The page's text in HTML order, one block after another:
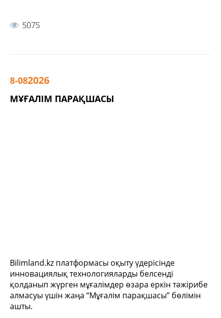
5075
8-082026
МҰҒАЛІМ ПАРАҚШАСЫ
Вilimland.kz платформасы оқыту үдерісінде
инновациялық технологияларды белсенді
қолданып жүрген мұғалімдер өзара еркін тәжірибе
алмасуы үшін жаңа “Мұғалім парақшасы” бөлімін
ашты.